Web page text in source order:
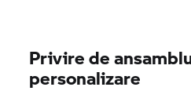
Privire de
personalizare